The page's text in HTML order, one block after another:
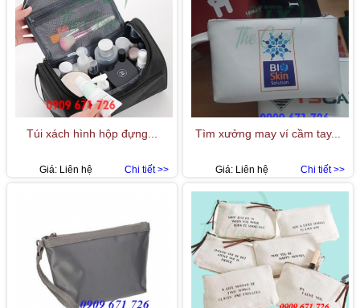
Túi xách hình hộp đựng...
Chi tiết >>
Giá: Liên hệ
Tìm xưởng may ví cầm tay...
Chi tiết >>
Giá: Liên hệ